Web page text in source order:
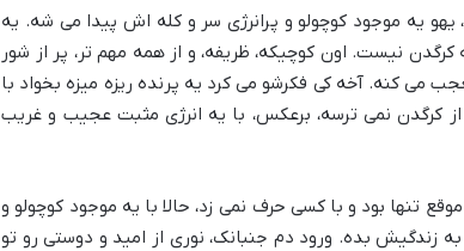
یه موجود کوچولو و پرانرژی سر و کله اش پیدا می شه. یه
نیست. اون کوچیکه، ظریفه، و از همه مهم تر، پر از شور
می کنه. آخه کی فکرشو می کرد یه پرنده ریزه میزه بخواد با
کرگدن نمی ترسه، برعکس، با یه انرژی مثبت عجیب و غریب
تنها بود و با کسی حرف نمی زد، حالا با یه موجود کوچولو و
زندگیش بده. ورود دم جنبانک، نوری از امید و دوستی رو تو